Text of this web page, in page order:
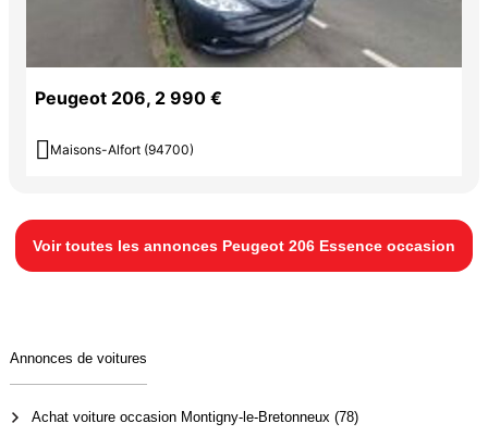
Peugeot 206, 2 990 €
 Maisons-Alfort (94700)
Voir toutes les annonces Peugeot 206 Essence occasion
Annonces de voitures
Achat voiture occasion Montigny-le-Bretonneux (78)